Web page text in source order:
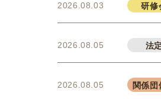
2026.08.03 研修
2026.08.05 法
2026.08.05 関係団